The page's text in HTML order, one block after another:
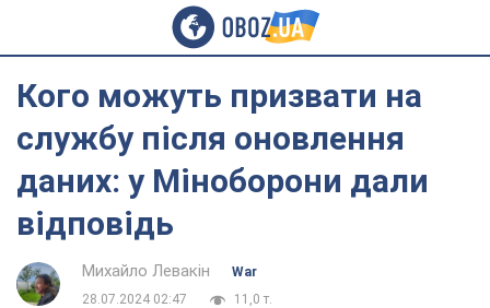
Кого можуть призвати на
службу після оновлення
даних: у Міноборони дали
відповідь
Михайло Левакін
War
28.07.2024 02:47
11,0 т.